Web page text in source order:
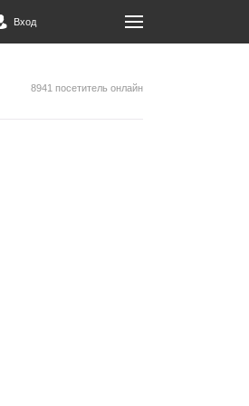
Вход
8941 посетитель онлайн